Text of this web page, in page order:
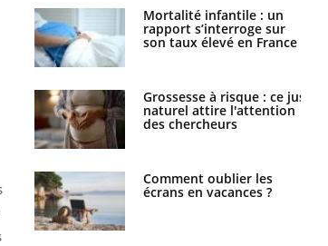
: Mortalité infantile : un
rapport s’interroge sur
son taux élevé en France
Grossesse à risque : ce jus
naturel attire l'attention
des chercheurs
Comment oublier les
écrans en vacances ?